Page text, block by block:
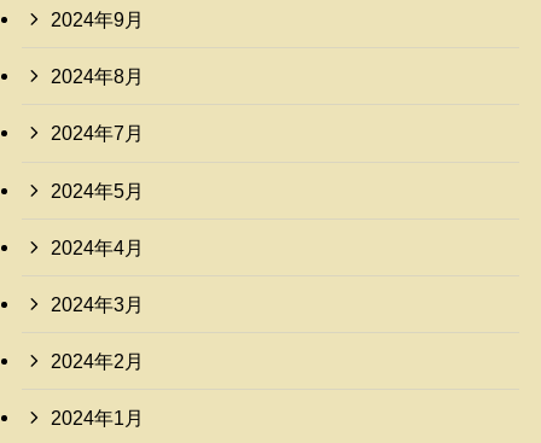
2024年9月
2024年8月
2024年7月
2024年5月
2024年4月
2024年3月
2024年2月
2024年1月